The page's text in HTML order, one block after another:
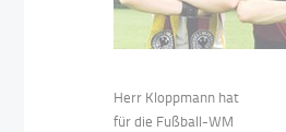
Herr Kloppmann hat
für die Fußball-WM